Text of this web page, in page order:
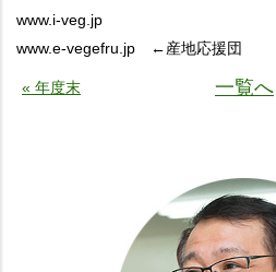
www.i-veg.jp
www.e-vegefru.jp ←産地応援団
« 年度末 一覧へ